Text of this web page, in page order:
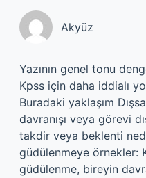
Akyüz
Yazının genel tonu
Kpss için daha iddialı
Buradaki yaklaşım
davranışı veya görevi
takdir veya beklenti
güdülenmeye örnekler:
güdülenme, bireyin